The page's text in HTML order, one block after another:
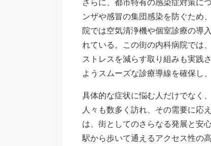
ンザや感冒の集団感染を防ぐため
院では空気清浄機や個室診療の導
れている。この街の内科病院では
ストレスを減らす取り組みも実践
ようスムーズな診療導線を確保し
具体的な症状に悩む人だけでなく
人々も数多く訪れ、その需要に応
は、街としてのさらなる発展と安
駅から歩いて通えるアクセス性の